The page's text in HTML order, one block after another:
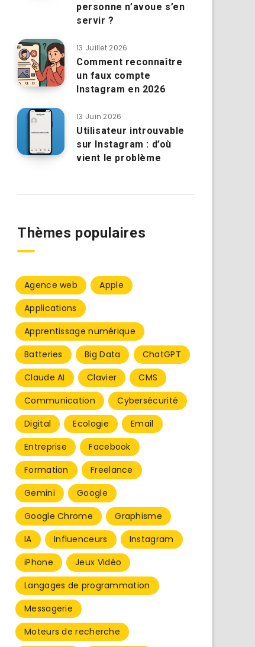
personne n’avoue s’en
servir ?
13 Juillet 2026
Comment reconnaître
un faux compte
Instagram en 2026
13 Juin 2026
Utilisateur introuvable
sur Instagram : d’où
vient le problème
Thèmes populaires
Agence web
Apple
Applications
Apprentissage numérique
Batteries
Big Data
ChatGPT
Claude AI
Clavier
CMS
Communication
Cybersécurité
Digital
Ecologie
Email
Entreprise
Facebook
Formation
Freelance
Gemini
Google
Google Chrome
Graphisme
IA
Influenceurs
Instagram
iPhone
Jeux Vidéo
Langages de programmation
Messagerie
Moteurs de recherche